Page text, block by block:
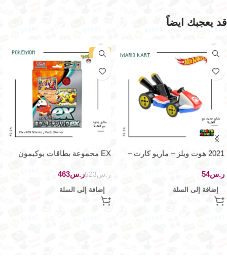
قد يعجبك ايضاً
2021 هوت ويلز – ماريو كارت –
ر.س
إضافة إلى السلة
-11%
EX مجموعة بطاقات بوكيمون
ر.س523ر.س463
إضافة إلى السلة